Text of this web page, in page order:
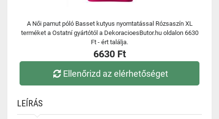
A Női pamut póló Basset kutyus nyomtatással Rózsaszín XL
terméket a Ostatní gyártótól a DekoracioesButor.hu oldalon 6630
Ft - ért találja.
6630 Ft
Ellenőrizd az elérhetőséget
LEÍRÁS